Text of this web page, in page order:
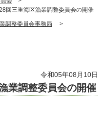
回三重海区漁業調整委員会の開催
調整委員会事務局 >
令和05年08月10日
業調整委員会の開催